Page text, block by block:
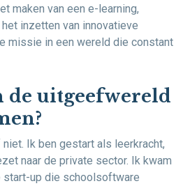
maken van een e-learning,
inzetten van innovatieve
missie in een wereld die constant
de uitgeefwereld
Ik ben gestart als leerkracht,
naar de private sector. Ik kwam
start-up die schoolsoftware